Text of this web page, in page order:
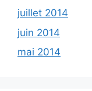
juillet 2014
juin 2014
mai 2014